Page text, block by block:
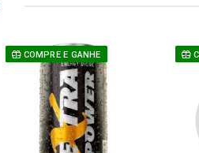
COMPRE E GANHE